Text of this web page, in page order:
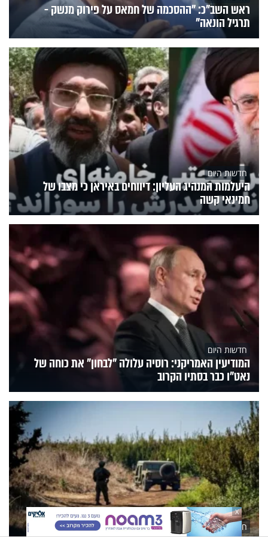
ראש השב"כ: "ההסכמה של חמאס על פירוק מנשק -
תרגיל הונאה"
חדשות היום
היעלמות המנהיג העליון: דיווחים באיראן כי מצבו של
חמינאי קשה
חדשות היום
המודיעין האמריקני: רוסיה עלולה "לבחון" את כוחה של
נאט"ו כבר בסתיו הקרוב
חדשות היום
X